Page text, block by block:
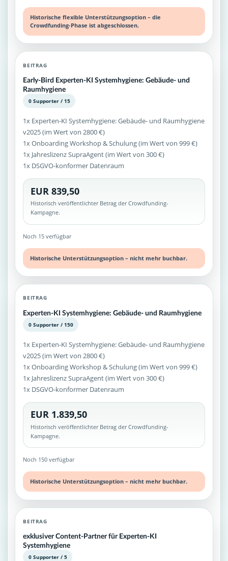
Historische flexible Unterstützungsoption – die
Crowdfunding-Phase ist abgeschlossen.
BEITRAG
Early-Bird Experten-KI Systemhygiene: Gebäude- und
Raumhygiene
0 Supporter / 15
1x Experten-KI Systemhygiene: Gebäude- und Raumhygiene
v2025 (im Wert von 2800 €)
1x Onboarding Workshop & Schulung (im Wert von 999 €)
1x Jahreslizenz SupraAgent (im Wert von 300 €)
1x DSGVO-konformer Datenraum
EUR 839,50
Historisch veröffentlichter Betrag der Crowdfunding-
Kampagne.
Noch 15 verfügbar
Historische Unterstützungsoption – nicht mehr buchbar.
BEITRAG
Experten-KI Systemhygiene: Gebäude- und Raumhygiene
0 Supporter / 150
1x Experten-KI Systemhygiene: Gebäude- und Raumhygiene
v2025 (im Wert von 2800 €)
1x Onboarding Workshop & Schulung (im Wert von 999 €)
1x Jahreslizenz SupraAgent (im Wert von 300 €)
1x DSGVO-konformer Datenraum
EUR 1.839,50
Historisch veröffentlichter Betrag der Crowdfunding-
Kampagne.
Noch 150 verfügbar
Historische Unterstützungsoption – nicht mehr buchbar.
BEITRAG
exklusiver Content-Partner für Experten-KI
Systemhygiene
0 Supporter / 5